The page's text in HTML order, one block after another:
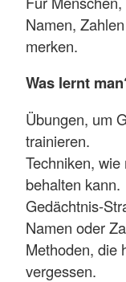
Namen,
merken.
Was lernt
Übungen, um
trainieren.
Techniken,
behalten kann.
Namen oder
Methoden, die
vergessen.